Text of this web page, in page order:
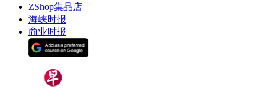
ZShop集品店
海峡时报
商业时报